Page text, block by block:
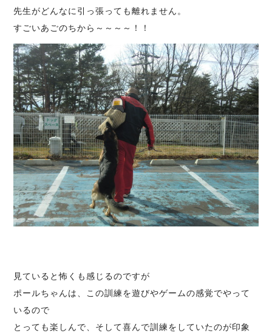
先生がどんなに引っ張っても離れません。
すごいあごのちから～～～～！！
見ていると怖くも感じるのですが
ポールちゃんは、この訓練を遊びやゲームの感覚でやって
いるので
とっても楽しんで、そして喜んで訓練をしていたのが印象